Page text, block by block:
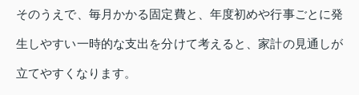
そのうえで、毎月かかる固定費と、年度初めや行事ごとに発
生しやすい一時的な支出を分けて考えると、家計の見通しが
立てやすくなります。